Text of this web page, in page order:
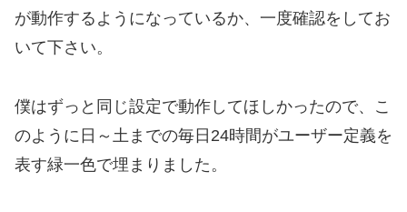
が動作するようになっているか、一度確認をしてお
いて下さい。
僕はずっと同じ設定で動作してほしかったので、こ
のように日～土までの毎日24時間がユーザー定義を
表す緑一色で埋まりました。